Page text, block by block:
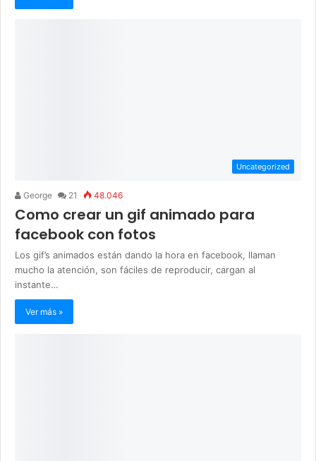
Uncategorized
George 21 48.046
Como crear un gif animado para
facebook con fotos
Los gif’s animados están dando la hora en facebook, llaman
mucho la atención, son fáciles de reproducir, cargan al
instante…
Ver más »